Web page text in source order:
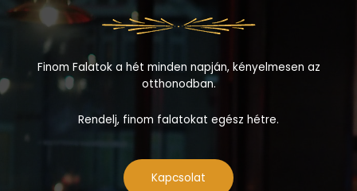
Finom Falatok a hét minden napján, kényelmesen az
otthonodban.
Rendelj, finom falatokat egész hétre.
Kapcsolat